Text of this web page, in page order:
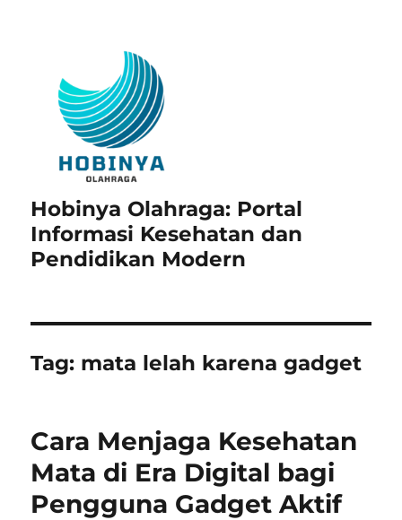
Hobinya Olahraga: Portal
Informasi Kesehatan dan
Pendidikan Modern
Tag: mata lelah karena gadget
Cara Menjaga Kesehatan
Mata di Era Digital bagi
Pengguna Gadget Aktif